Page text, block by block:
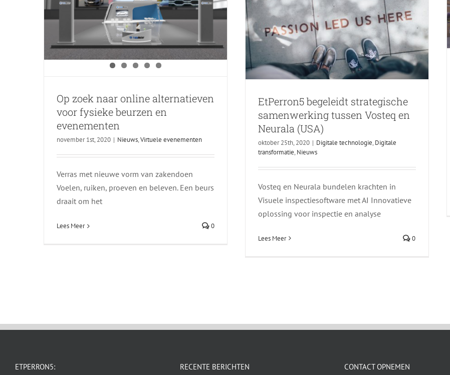
Op zoek naar online alternatieven
voor fysieke beurzen en
evenementen
november 1st, 2020 | Nieuws,Virtuele evenementen
Verras met nieuwe vorm van zakendoen
Voelen, ruiken, proeven en beleven. Een beurs
draait om het
Lees Meer 0
EtPerron5 begeleidt strategische
samenwerking tussen Vosteq en
Neurala (USA)
oktober 25th, 2020 | Digitale technologie, Digitale
transformatie, Nieuws
Vosteq en Neurala bundelen krachten in
Visuele inspectiesoftware met AI Innovatieve
oplossing voor inspectie en analyse
Lees Meer 0
ETPERRON5: RECENTE BERICHTEN CONTACT OPNEMEN